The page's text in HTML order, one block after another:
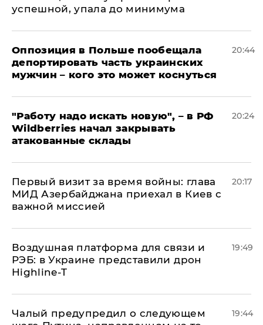
успешной, упала до минимума
Оппозиция в Польше пообещала
депортировать часть украинских
мужчин – кого это может коснуться
20:44
"Работу надо искать новую", – в РФ
Wildberries начал закрывать
атакованные склады
20:24
Первый визит за время войны: глава
МИД Азербайджана приехал в Киев с
важной миссией
20:17
Воздушная платформа для связи и
РЭБ: в Украине представили дрон
Highline-T
19:49
Чалый предупредил о следующем
19:44